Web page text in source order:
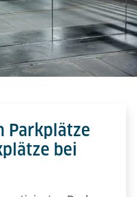
Parkplätze
bei